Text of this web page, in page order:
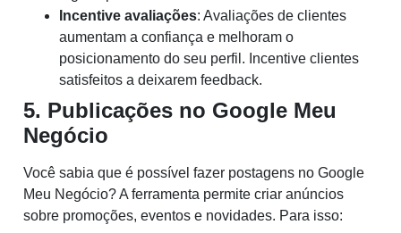
Incentive avaliações: Avaliações de clientes
aumentam a confiança e melhoram o
posicionamento do seu perfil. Incentive clientes
satisfeitos a deixarem feedback.
5. Publicações no Google Meu
Negócio
Você sabia que é possível fazer postagens no Google
Meu Negócio? A ferramenta permite criar anúncios
sobre promoções, eventos e novidades. Para isso: